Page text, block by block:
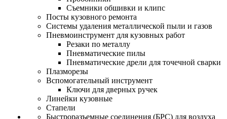
Съемники обшивки и клипс
Посты кузовного ремонта
Системы удаления металлической пыли и газов
Пневмоинструмент для кузовных работ
Резаки по металлу
Пневматические пилы
Пневматические дрели для точечной сварки
Плазморезы
Вспомогательный инструмент
Ключи для дверных ручек
Линейки кузовные
Стапели
Быстроразъемные соединения (БРС) для воздуха